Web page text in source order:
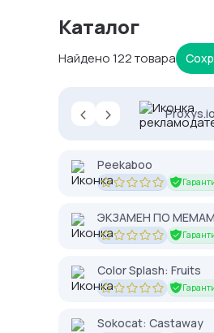
Каталог
Найдено 122 товара
‹ › 2328.io
Кешбек
Peekaboo
ЭКЗАМЕН ПО МЕМАМ:
Color Splash: Fruits
Sokocat: Castaway